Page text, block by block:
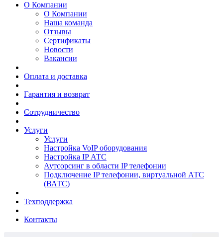
О Компании
О Компании
Наша команда
Отзывы
Сертификаты
Новости
Вакансии
Оплата и доставка
Гарантия и возврат
Сотрудничество
Услуги
Услуги
Настройка VoIP оборудования
Настройка IP АТС
Аутсорсинг в области IP телефонии
Подключение IP телефонии, виртуальной АТС
(ВАТС)
Техподдержка
Контакты